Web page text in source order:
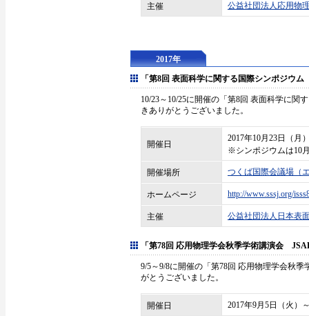
主催 公益社団法人応用物
2017年
「第8回 表面科学に関する国際シンポジウ
10/23～10/25に開催の「第8回 表面科学に
きありがとうございました。
開催日
2017年10月23日（月
※シンポジウムは10
開催場所 つくば国際会議場（
ホームページ http://www.sssj.org/
主催 公益社団法人日本表
「第78回 応用物理学会秋季学術講演会
9/5～9/8に開催の「第78回 応用物理学会秋
がとうございました。
開催日 2017年9月5日（火）